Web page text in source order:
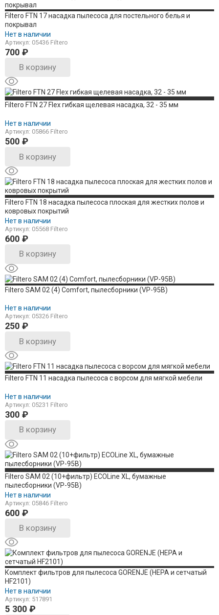
Filtero FTN 17 насадка пылесоса для постельного белья и
покрывал
Нет в наличии
Артикул: 05436 Filtero
700 ₽
В корзину
Filtero FTN 27 Flex гибкая щелевая насадка, 32 - 35 мм
Нет в наличии
Артикул: 05866 Filtero
500 ₽
В корзину
Filtero FTN 18 насадка пылесоса плоская для жестких полов и
ковровых покрытий
Нет в наличии
Артикул: 05568 Filtero
600 ₽
В корзину
Filtero SAM 02 (4) Comfort, пылесборники (VP-95B)
Нет в наличии
Артикул: 05326 Filtero
250 ₽
В корзину
Filtero FTN 11 насадка пылесоса с ворсом для мягкой мебели
Нет в наличии
Артикул: 05231 Filtero
300 ₽
В корзину
Filtero SAM 02 (10+фильтр) ECOLine XL, бумажные
пылесборники (VP-95B)
Нет в наличии
Артикул: 05846 Filtero
600 ₽
В корзину
Комплект фильтров для пылесоса GORENJE (HEPA и сетчатый
HF2101)
Нет в наличии
Артикул: 517891
5 300 ₽